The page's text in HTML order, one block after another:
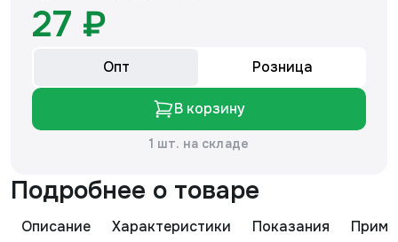
27 ₽
Опт Розница
В корзину
1 шт. на складе
Подробнее о товаре
Описание Характеристики Показания